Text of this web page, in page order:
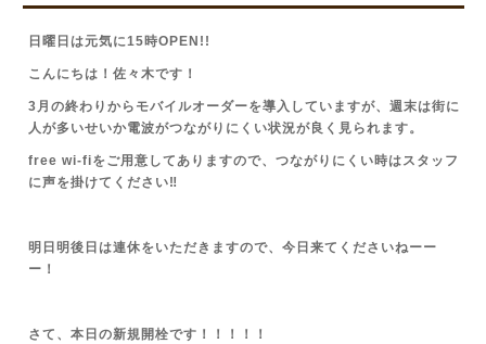
日曜日は元気に15時OPEN!!
こんにちは！佐々木です！
3月の終わりからモバイルオーダーを導入していますが、週末は街に
人が多いせいか電波がつながりにくい状況が良く見られます。
free wi-fiをご用意してありますので、つながりにくい時はスタッフ
に声を掛けてください‼
明日明後日は連休をいただきますので、今日来てくださいねーー
ー！
さて、本日の新規開栓です！！！！！